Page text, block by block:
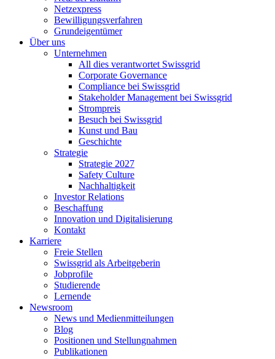
Netzexpress
Bewilligungsverfahren
Grundeigentümer
Über uns
Unternehmen
All dies verantwortet Swissgrid
Corporate Governance
Compliance bei Swissgrid
Stakeholder Management bei Swissgrid
Strompreis
Besuch bei Swissgrid
Kunst und Bau
Geschichte
Strategie
Strategie 2027
Safety Culture
Nachhaltigkeit
Investor Relations
Beschaffung
Innovation und Digitalisierung
Kontakt
Karriere
Freie Stellen
Swissgrid als Arbeitgeberin
Jobprofile
Studierende
Lernende
Newsroom
News und Medienmitteilungen
Blog
Positionen und Stellungnahmen
Publikationen